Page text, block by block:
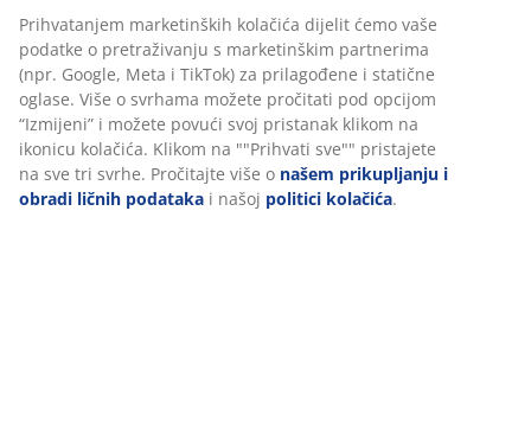
Prihvatanjem marketinških kolačića dijelit ćemo vaše
podatke o pretraživanju s marketinškim partnerima
(npr. Google, Meta i TikTok) za prilagođene i statične
oglase. Više o svrhama možete pročitati pod opcijom
“Izmijeni” i možete povući svoj pristanak klikom na
ikonicu kolačića. Klikom na ""Prihvati sve"" pristajete
na sve tri svrhe. Pročitajte više o našem prikupljanju i
obradi ličnih podataka i našoj politici kolačića.